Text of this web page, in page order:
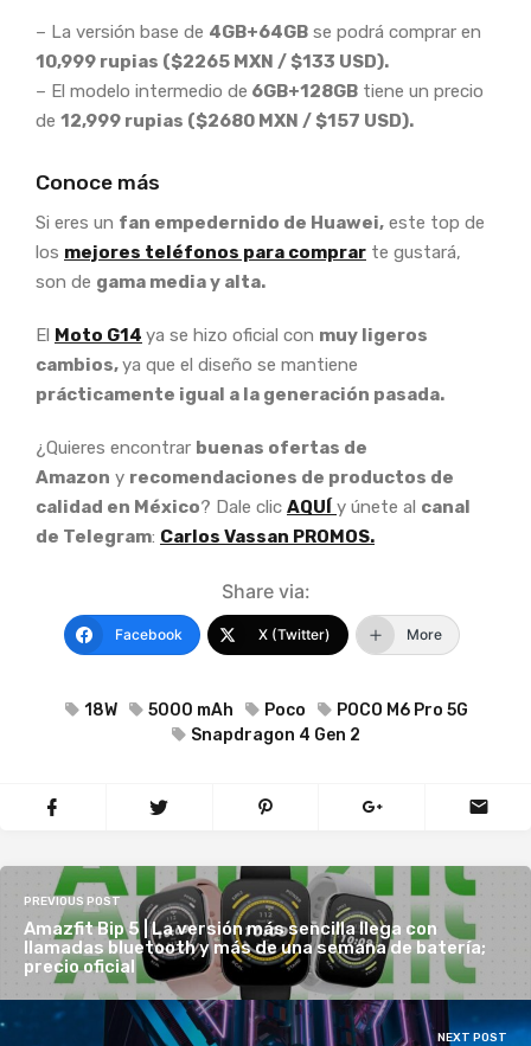
– La versión base de 4GB+64GB se podrá comprar en
10,999 rupias ($2265 MXN / $133 USD).
– El modelo intermedio de 6GB+128GB tiene un precio
de 12,999 rupias ($2680 MXN / $157 USD).
Conoce más
Si eres un fan empedernido de Huawei, este top de
los mejores teléfonos para comprar te gustará,
son de gama media y alta.
El Moto G14 ya se hizo oficial con muy ligeros
cambios,ya que el diseño se mantiene
prácticamente igual a la generación pasada.
¿Quieres encontrar buenas ofertas de
Amazon y recomendaciones de productos de
calidad en México? Dale clic AQUÍ y únete al canal
de Telegram: Carlos Vassan PROMOS.
Share via:
Facebook X (Twitter) More
18W 5000 mAh Poco
POCO M6 Pro 5G
Snapdragon 4 Gen 2
PREVIOUS POST
Amazfit Bip 5 | La versión más sencilla llega con
llamadas bluetooth y más de una semana de batería;
precio oficial
NEXT POST